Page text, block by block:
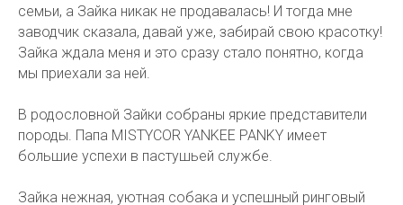
семьи, а Зайка никак не продавалась! И тогда мне
заводчик сказала, давай уже, забирай свою красотку!
Зайка ждала меня и это сразу стало понятно, когда
мы приехали за ней.
В родословной Зайки собраны яркие представители
породы. Папа MISTYCOR YANKEE PANKY имеет
большие успехи в пастушьей службе.
Зайка нежная, уютная собака и успешный ринговый